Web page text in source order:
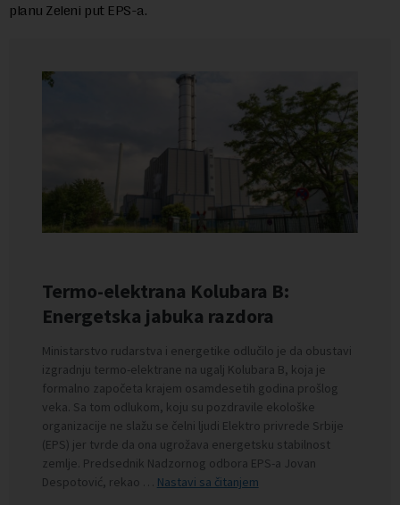
planu Zeleni put EPS-a.